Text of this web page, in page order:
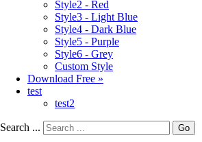
Style2 - Red
Style3 - Light Blue
Style4 - Dark Blue
Style5 - Purple
Style6 - Grey
Custom Style
Download Free »
test
test2
Search ... Go